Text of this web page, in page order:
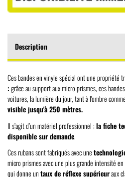
Description
Ces bandes en vinyle spécial ont une propriété
:grâce au support aux micro prismes, ces
voitures, la lumière du jour, tant à l'ombre
visible jusqu'à 250 mètres.
Il s’agit d’un matériel professionnel ;la fiche
disponible sur demande.
Ces rubans sont fabriqués avec une
micro prismes avec une plus grande intensité
qui donne untaux de réflexe supérieuraux